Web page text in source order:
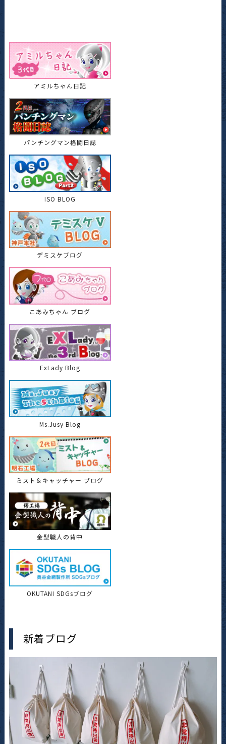
アミルちゃん日記
パンチングマン格闘日誌
ISO BLOG
デミスケブログ
こあみちゃん ブログ
ExLady Blog
Ms.Jusy Blog
ミスト＆キャッチャー ブログ
金型職人の背中
OKUTANI SDGsブログ
新着ブログ